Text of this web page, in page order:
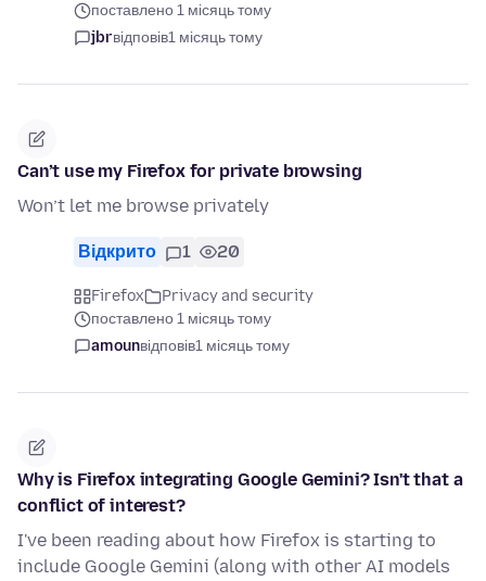
поставлено 1 місяць тому
jbrвідповів1 місяць тому
Can’t use my Firefox for private browsing
Won’t let me browse privately
Відкрито 1 20
Firefox
Privacy and security
поставлено 1 місяць тому
amounвідповів1 місяць тому
Why is Firefox integrating Google Gemini? Isn't that a
conflict of interest?
I've been reading about how Firefox is starting to
include Google Gemini (along with other AI models